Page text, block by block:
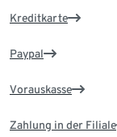
Kreditkarte
Paypal
Vorauskasse
Zahlung in der Filiale